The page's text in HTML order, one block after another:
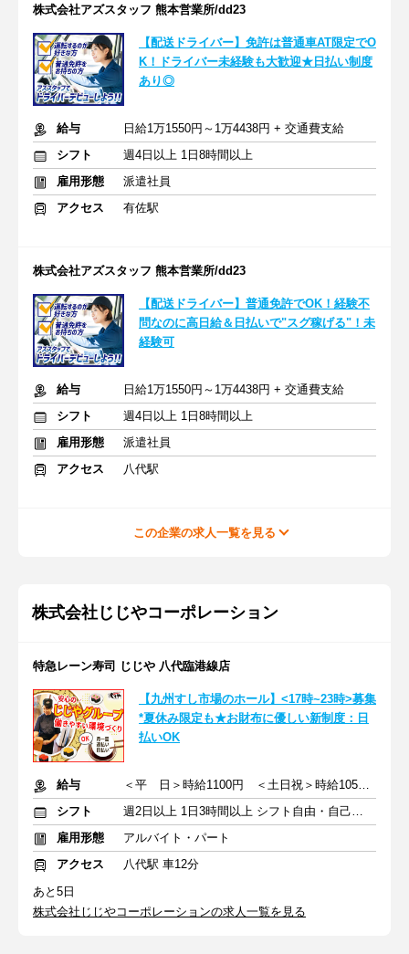
株式会社アズスタッフ 熊本営業所/dd23
【配送ドライバー】免許は普通車AT限定でO
K！ドライバー未経験も大歓迎★日払い制度
あり◎
給与
日給1万1550円～1万4438円 + 交通費支給
シフト
週4日以上 1日8時間以上
雇用形態
派遣社員
アクセス
有佐駅
株式会社アズスタッフ 熊本営業所/dd23
【配送ドライバー】普通免許でOK！経験不
問なのに高日給＆日払いで"スグ稼げる"！未
経験可
給与
日給1万1550円～1万4438円 + 交通費支給
シフト
週4日以上 1日8時間以上
雇用形態
派遣社員
アクセス
八代駅
この企業の求人一覧を見る
株式会社じじやコーポレーション
特急レーン寿司 じじや 八代臨港線店
【九州すし市場のホール】<17時~23時>募集
*夏休み限定も★お財布に優しい新制度：日
払いOK
給与
＜平 日＞時給1100円 ＜土日祝＞時給1050円
シフト
週2日以上 1日3時間以上 シフト自由・自己申告
雇用形態
アルバイト・パート
アクセス
八代駅 車12分
あと5日
株式会社じじやコーポレーションの求人一覧を見る